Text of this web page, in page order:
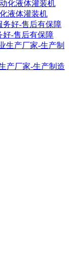
液体灌装机
好-售后有保障
产厂家-生产制造